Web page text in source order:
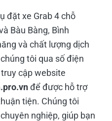
đặt xe Grab 4 chỗ
Bàu Bàng, Bình
và chất lượng dịch
tôi qua số điện
cập website
để được hỗ trợ
tiện. Chúng tôi
nghiệp, giúp bạn